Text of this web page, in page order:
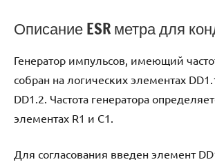
Описание ESR метра для
Генератор импульсов, имеющий
собран на логических элементах
DD1.2. Частота генератора
элементах R1 и C1.
Для согласования введен элемент